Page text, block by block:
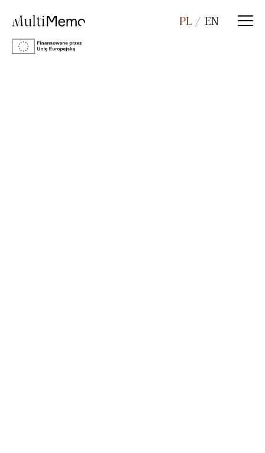
PL EN